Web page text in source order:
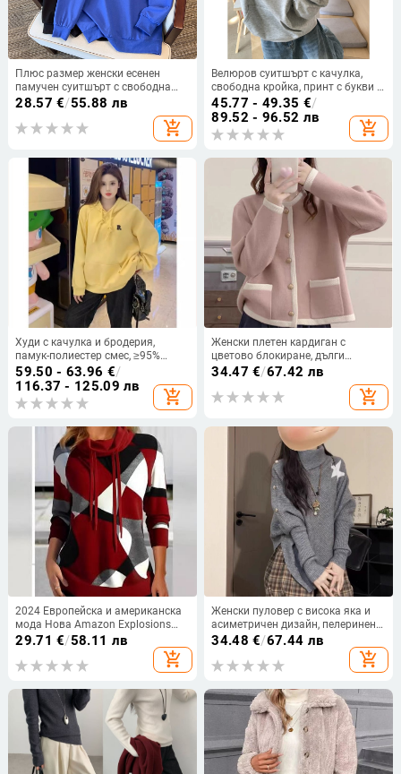
Плюс размер женски есенен
памучен суитшърт с свободна
кройка, кръгло деколте, дълги
ръкави, тънък плат, размер L,
елегантен градски стил.
28.57 €/55.88 лв
add_shopping_cart
Велюров суитшърт с качулка,
свободна кройка, принт с букви и
точки, дълги ръкави, ежедневен
топ за жени
45.77 - 49.35 €/
89.52 - 96.52 лв
add_shopping_cart
Худи с качулка и бродерия,
памук-полиестер смес, ≥95%
полиестер, средна дължина 65–
80 см
59.50 - 63.96 €/
116.37 - 125.09 лв
add_shopping_cart
Женски плетен кардиган с
цветово блокиране, дълги
ръкави, кръгло деколте, свободен
силует, есенно-зимно корейски
стил, копчета по ред.
34.47 €/67.42 лв
add_shopping_cart
2024 Европейска и американска
мода Нова Amazon Explosions
Трансграничен щамповъчен
29.71 €/58.11 лв
add_shopping_cart
Женски пуловер с висока яка и
асиметричен дизайн, пелеринено
плетено горнище, есен-зима,
корейски стил, свободен силует
34.48 €/67.44 лв
add_shopping_cart